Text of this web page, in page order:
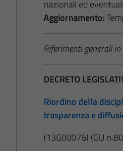
nazionali ed
Aggiornamento:
Riferimenti generali
DECRETO
Riordino della
trasparenza e
(13G00076) (GU